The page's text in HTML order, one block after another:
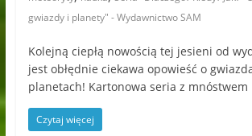
gwiazdy i planety" - Wydawnictwo SAM
Kolejną ciepłą nowością tej jesieni od
jest obłędnie ciekawa opowieść o
planetach! Kartonowa seria z mnóstwem
Czytaj więcej